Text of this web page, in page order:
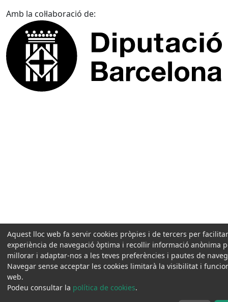
Amb la col·laboració de:
Aquest lloc web fa servir cookies pròpies i de tercers per
experiència de navegació òptima i recollir informació anònima
millorar i adaptar-nos a les teves preferències i pautes de
Navegar sense acceptar les cookies limitarà la visibilitat i
web.
Podeu consultar la política de cookies.